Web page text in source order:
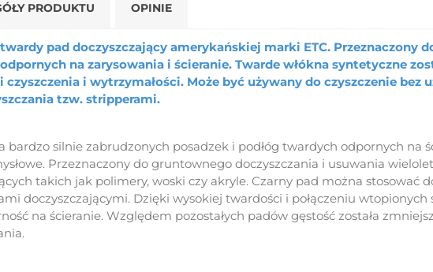
PRODUKTU OPINIE
pad doczyszczający amerykańskiej marki ETC. Przeznaczony
na zarysowania i ścieranie. Twarde włókna syntetyczne
czyszczenia i wytrzymałości. Może być używany do czyszczenie
tzw. stripperami.
bardzo silnie zabrudzonych posadzek i podłóg twardych odpornych
Przeznaczony do gruntownego doczyszczania i usuwania
takich jak polimery, woski czy akryle. Czarny pad można stosować
doczyszczającymi. Dzięki wysokiej twardości i połączeniu
na ścieranie. Względem pozostałych padów gęstość została